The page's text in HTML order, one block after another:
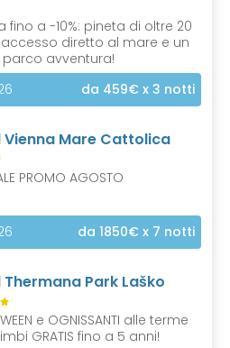
fino a -10%: pineta di oltre 20
accesso diretto al mare e un
parco avventura!
da 459€ x 3 notti
Vienna Mare Cattolica
PROMO AGOSTO
da 1850€ x 7 notti
Thermana Park Laško
e OGNISSANTI alle terme
GRATIS fino a 5 anni!